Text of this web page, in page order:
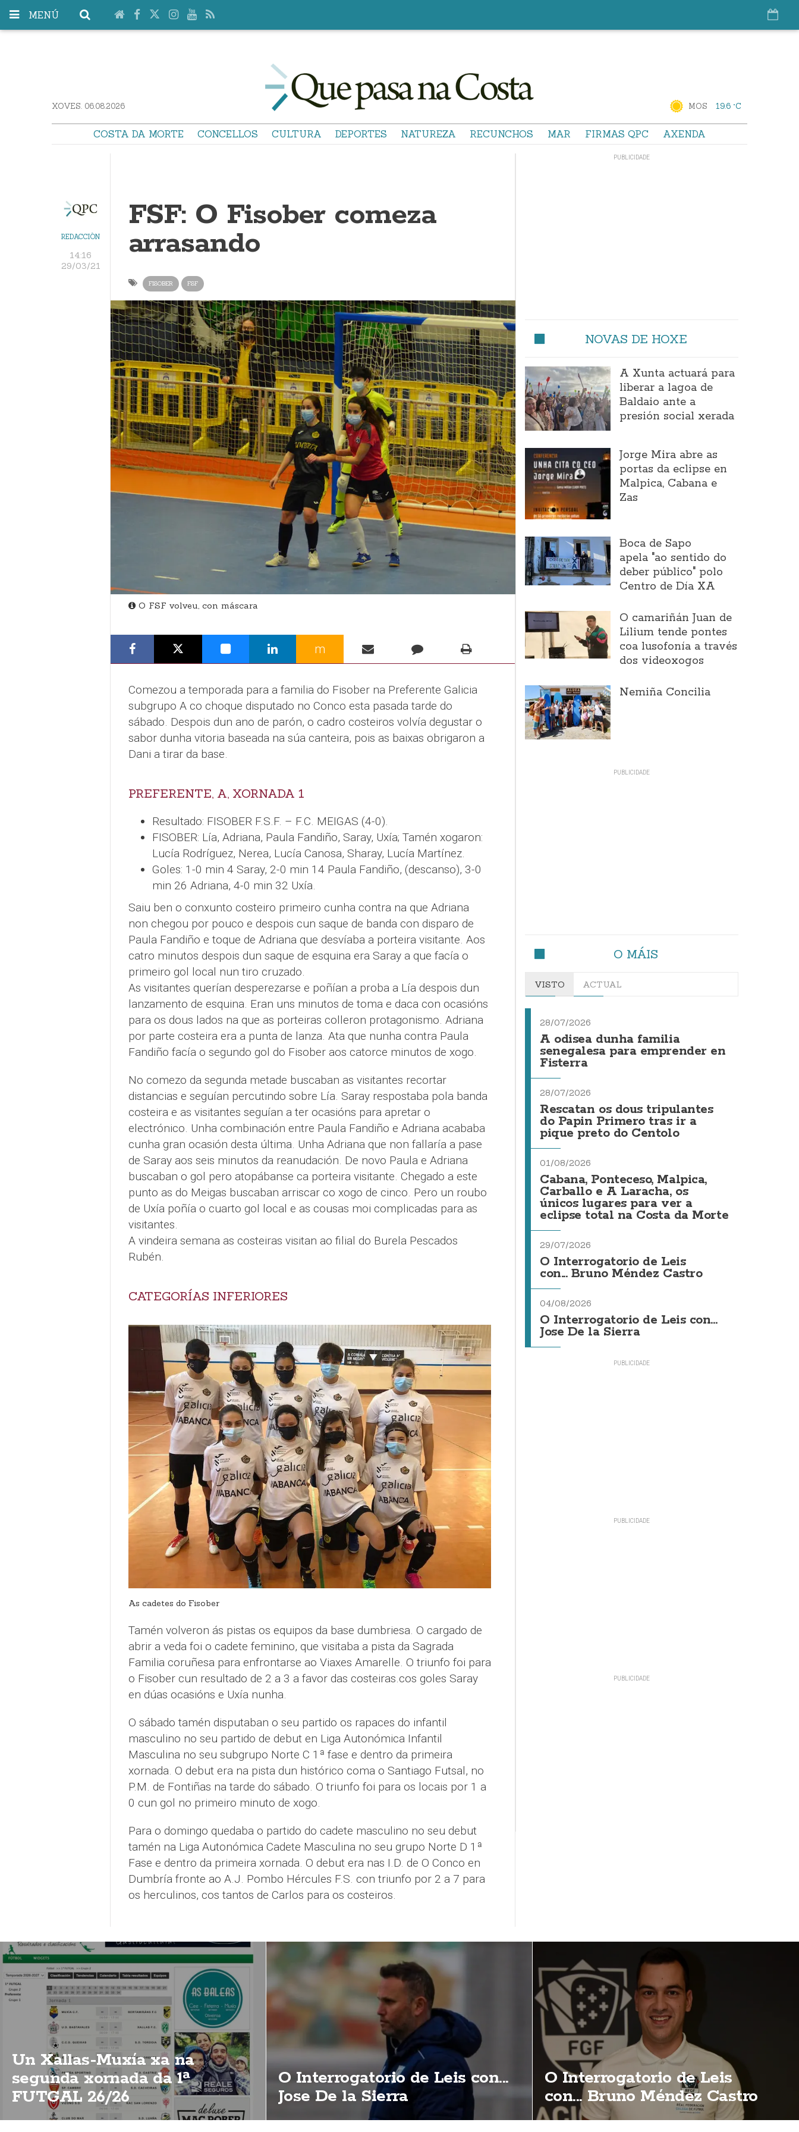
MENÚ
XOVES. 06.08.2026 MOS 19.6 °C
COSTA DA MORTE CONCELLOS CULTURA DEPORTES NATUREZA RECUNCHOS MAR FIRMAS QPC AXENDA
REDACCIÓN
14:16
29/03/21
FSF: O Fisober comeza
arrasando
FISOBER FSF
O FSF volveu, con máscara
m
Comezou a temporada para a familia do Fisober na Preferente Galicia
subgrupo A co choque disputado no Conco esta pasada tarde do
sábado. Despois dun ano de parón, o cadro costeiros volvía degustar o
sabor dunha vitoria baseada na súa canteira, pois as baixas obrigaron a
Dani a tirar da base.
PREFERENTE, A, XORNADA 1
Resultado: FISOBER F.S.F. – F.C. MEIGAS (4-0).
FISOBER: Lía, Adriana, Paula Fandiño, Saray, Uxía; Tamén xogaron:
Lucía Rodríguez, Nerea, Lucía Canosa, Sharay, Lucía Martínez.
Goles: 1-0 min 4 Saray, 2-0 min 14 Paula Fandiño, (descanso), 3-0
min 26 Adriana, 4-0 min 32 Uxía.
Saiu ben o conxunto costeiro primeiro cunha contra na que Adriana
non chegou por pouco e despois cun saque de banda con disparo de
Paula Fandiño e toque de Adriana que desvíaba a porteira visitante. Aos
catro minutos despois dun saque de esquina era Saray a que facía o
primeiro gol local nun tiro cruzado.
As visitantes querían desperezarse e poñían a proba a Lía despois dun
lanzamento de esquina. Eran uns minutos de toma e daca con ocasións
para os dous lados na que as porteiras colleron protagonismo. Adriana
por parte costeira era a punta de lanza. Ata que nunha contra Paula
Fandiño facía o segundo gol do Fisober aos catorce minutos de xogo.
No comezo da segunda metade buscaban as visitantes recortar
distancias e seguían percutindo sobre Lía. Saray respostaba pola banda
costeira e as visitantes seguían a ter ocasións para apretar o
electrónico. Unha combinación entre Paula Fandiño e Adriana acababa
cunha gran ocasión desta última. Unha Adriana que non fallaría a pase
de Saray aos seis minutos da reanudación. De novo Paula e Adriana
buscaban o gol pero atopábanse ca porteira visitante. Chegado a este
punto as do Meigas buscaban arriscar co xogo de cinco. Pero un roubo
de Uxía poñía o cuarto gol local e as cousas moi complicadas para as
visitantes.
A vindeira semana as costeiras visitan ao filial do Burela Pescados
Rubén.
CATEGORÍAS INFERIORES
As cadetes do Fisober
Tamén volveron ás pistas os equipos da base dumbriesa. O cargado de
abrir a veda foi o cadete feminino, que visitaba a pista da Sagrada
Familia coruñesa para enfrontarse ao Viaxes Amarelle. O triunfo foi para
o Fisober cun resultado de 2 a 3 a favor das costeiras.cos goles Saray
en dúas ocasións e Uxía nunha.
O sábado tamén disputaban o seu partido os rapaces do infantil
masculino no seu partido de debut en Liga Autonómica Infantil
Masculina no seu subgrupo Norte C 1ª fase e dentro da primeira
xornada. O debut era na pista dun histórico coma o Santiago Futsal, no
P.M. de Fontiñas na tarde do sábado. O triunfo foi para os locais por 1 a
0 cun gol no primeiro minuto de xogo.
Para o domingo quedaba o partido do cadete masculino no seu debut
tamén na Liga Autonómica Cadete Masculina no seu grupo Norte D 1ª
Fase e dentro da primeira xornada. O debut era nas I.D. de O Conco en
Dumbría fronte ao A.J. Pombo Hércules F.S. con triunfo por 2 a 7 para
os herculinos, cos tantos de Carlos para os costeiros.
NOVAS DE HOXE
A Xunta actuará para
liberar a lagoa de
Baldaio ante a
presión social xerada
Jorge Mira abre as
portas da eclipse en
Malpica, Cabana e
Zas
Boca de Sapo
apela "ao sentido do
deber público" polo
Centro de Día XA
O camariñán Juan de
Lilium tende pontes
coa lusofonía a través
dos videoxogos
Nemiña Concilia
O MÁIS
VISTO ACTUAL
28/07/2026
A odisea dunha familia
senegalesa para emprender en
Fisterra
28/07/2026
Rescatan os dous tripulantes
do Papin Primero tras ir a
pique preto do Centolo
01/08/2026
Cabana, Ponteceso, Malpica,
Carballo e A Laracha, os
únicos lugares para ver a
eclipse total na Costa da Morte
29/07/2026
O Interrogatorio de Leis
con... Bruno Méndez Castro
04/08/2026
O Interrogatorio de Leis con...
Jose De la Sierra
Un Xallas-Muxía xa na
segunda xornada da 1ª
FUTGAL 26/26
O Interrogatorio de Leis con...
Jose De la Sierra
O Interrogatorio de Leis
con... Bruno Méndez Castro